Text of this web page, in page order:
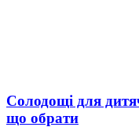
Солодощі для
що обрати